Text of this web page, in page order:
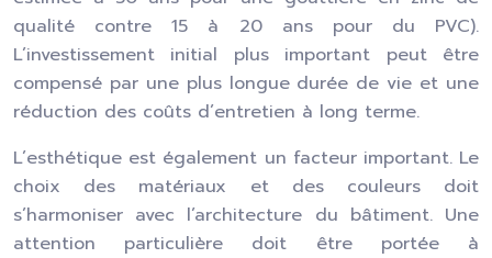
qualité contre 15 à 20 ans pour du PVC).
L’investissement initial plus important peut être
compensé par une plus longue durée de vie et une
réduction des coûts d’entretien à long terme.
L’esthétique est également un facteur important. Le
choix des matériaux et des couleurs doit
s’harmoniser avec l’architecture du bâtiment. Une
attention particulière doit être portée à